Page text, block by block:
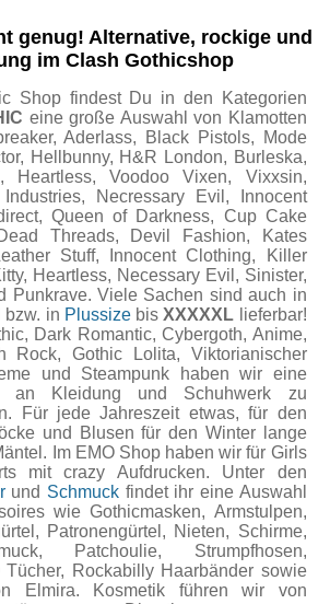
genug! Alternative, rockige und
im Clash Gothicshop
Shop findest Du in den Kategorien
eine große Auswahl von Klamotten
Aderlass, Black Pistols, Mode
Hellbunny, H&R London, Burleska,
Heartless, Voodoo Vixen, Vixxsin,
Necressary Evil, Innocent
Queen of Darkness, Cup Cake
Threads, Devil Fashion, Kates
Stuff, Innocent Clothing, Killer
Heartless, Necessary Evil, Sinister,
Punkrave. Viele Sachen sind auch in
bzw. in PlussizebisXXXXXL lieferbar!
Dark Romantic, Cybergoth, Anime,
Rock, Gothic Lolita, Viktorianischer
und Steampunk haben wir eine
an Kleidung und Schuhwerk zu
Für jede Jahreszeit etwas, für den
und Blusen für den Winter lange
Im EMO Shop haben wir für Girls
mit crazy Aufdrucken. Unter den
und Schmuckfindet ihr eine Auswahl
wie Gothicmasken, Armstulpen,
Patronengürtel, Nieten, Schirme,
Patchoulie, Strumpfhosen,
Tücher, Rockabilly Haarbänder sowie
Elmira. Kosmetik führen wir von